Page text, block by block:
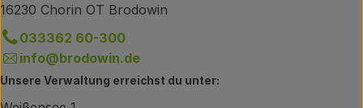
16230 Chorin OT Brodowin
033362 60-300
info@brodowin.de
Unsere Verwaltung erreichst du unter: